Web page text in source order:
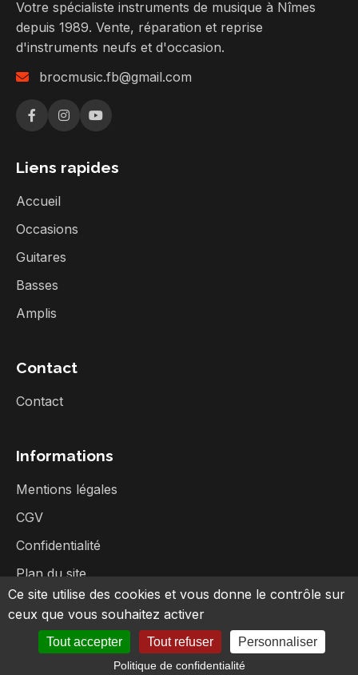
Votre spécialiste instruments de musique à Nîmes
depuis 1989. Vente, réparation et reprise
d'instruments neufs et d'occasion.
brocmusic.fb@gmail.com
Liens rapides
Accueil
Occasions
Guitares
Basses
Amplis
Contact
Contact
Informations
Mentions légales
CGV
Confidentialité
Plan du site
©2026Broc Music - Tous droits réservés
Ce site utilise des cookies et vous donne le contrôle sur
ceux que vous souhaitez activer
Tout accepter Tout refuser Personnaliser
Politique de confidentialité